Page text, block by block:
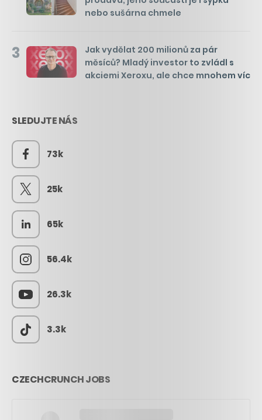
nebo sušárna chmele
3
Jak vydělat 200 milionů za pár
měsíců? Mladý investor to zvládl s
akciemi Xeroxu, ale chce mnohem víc
SLEDUJTE NÁS
73k
25k
65k
56.4k
26.3k
3.3k
CZECHCRUNCH JOBS